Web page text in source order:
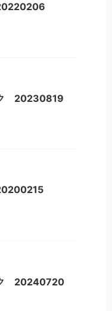
ク 20230819
ク 20240720